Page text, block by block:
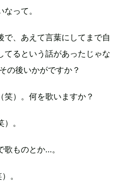
って。
、あえて言葉にしてまで自
てるという話があったじゃな
の後いかがですか？
笑）。何を歌いますか？
。
歌ものとか…。
。